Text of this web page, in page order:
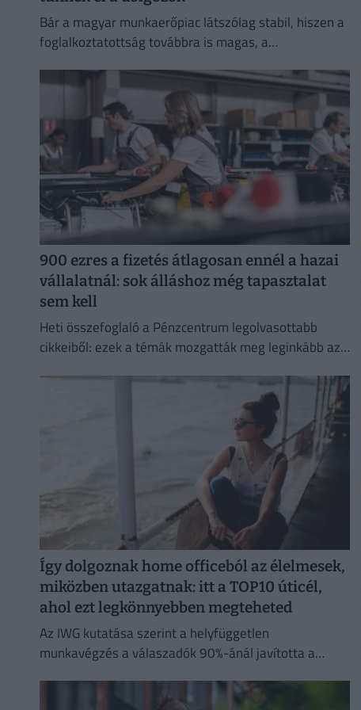
Bár a magyar munkaerőpiac látszólag stabil, hiszen a
foglalkoztatottság továbbra is magas, a
mértékben.
900 ezres a fizetés átlagosan ennél a hazai
vállalatnál: sok álláshoz még tapasztalat
sem kell
Heti összefoglaló a Pénzcentrum legolvasottabb
cikkeiből: ezek a témák mozgatták meg leginkább az
Így dolgoznak home officeból az élelmesek,
miközben utazgatnak: itt a TOP10 úticél,
ahol ezt legkönnyebben megteheted
Az IWG kutatása szerint a helyfüggetlen
munkavégzés a válaszadók 90%-ánál javította a
produktívabbnak érzi magát.